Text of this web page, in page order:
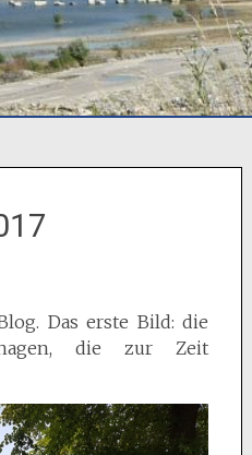
Das erste Bild: die
die zur Zeit